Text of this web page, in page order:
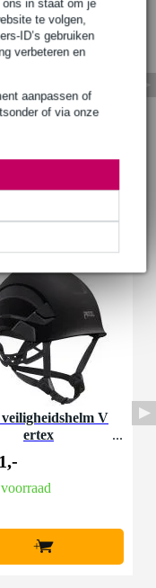
in staat om je
te volgen,
ID’s gebruiken
verbeteren en
aanpassen of
of via onze
V
ertex
+